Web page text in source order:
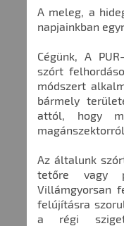
A meleg, a
napjainkban
Cégünk, A
szórt
módszert
bármely
attól, hogy
Az általunk
tetőre vagy
Villámgyorsan
felújításra
a régi